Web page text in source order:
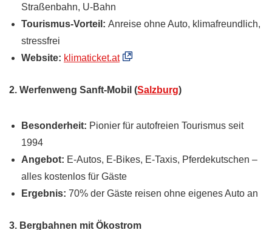
Straßenbahn, U-Bahn
Tourismus-Vorteil: Anreise ohne Auto, klimafreundlich,
stressfrei
Website: klimaticket.at
2. Werfenweng Sanft-Mobil (Salzburg)
Besonderheit: Pionier für autofreien Tourismus seit
1994
Angebot: E-Autos, E-Bikes, E-Taxis, Pferdekutschen –
alles kostenlos für Gäste
Ergebnis: 70% der Gäste reisen ohne eigenes Auto an
3. Bergbahnen mit Ökostrom